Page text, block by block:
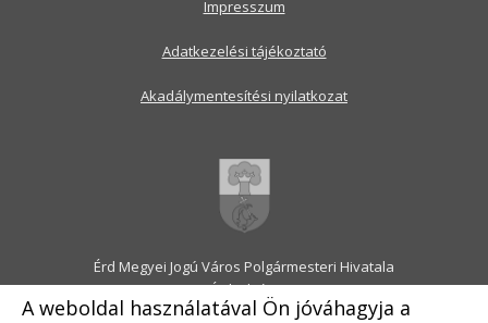
A weboldal használatával Ön jóváhagyja a
Érd Megyei Jogú Város Polgármesteri Hivatala
2030 Érd, Alsó utca 1.
Levélcím: 2031 Érd, Pf.: 31
Impresszum
Adatkezelési tájékoztató
Akadálymentesítési nyilatkozat